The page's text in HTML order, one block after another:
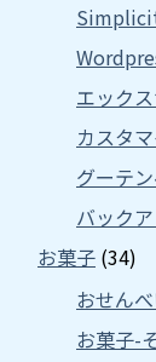
エック
カスタ
グーテ
バック
お菓子 (34)
おせん
お菓子-